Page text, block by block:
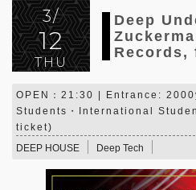
3/
12
THU
Deep
Records,
OPEN：21:30 | Entrance:
Students・International
ticket)
DEEP HOUSE
Deep Tech